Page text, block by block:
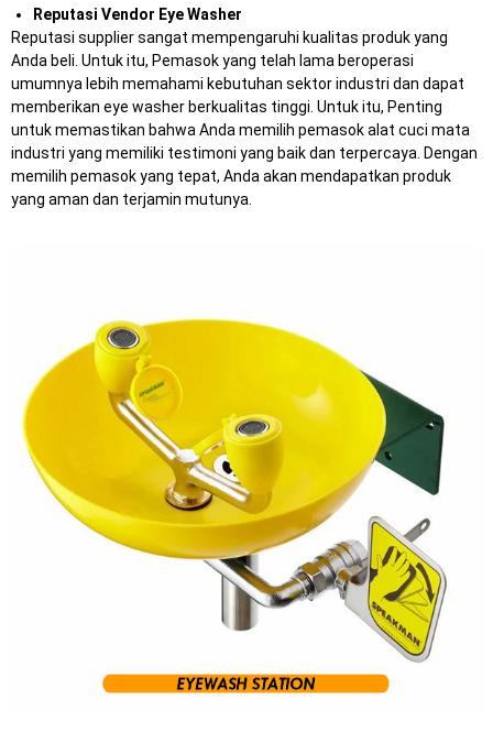
Reputasi Vendor Eye Washer
Reputasi supplier sangat mempengaruhi kualitas produk yang
Anda beli. Untuk itu, Pemasok yang telah lama beroperasi
umumnya lebih memahami kebutuhan sektor industri dan dapat
memberikan eye washer berkualitas tinggi. Untuk itu, Penting
untuk memastikan bahwa Anda memilih pemasok alat cuci mata
industri yang memiliki testimoni yang baik dan terpercaya. Dengan
memilih pemasok yang tepat, Anda akan mendapatkan produk
yang aman dan terjamin mutunya.